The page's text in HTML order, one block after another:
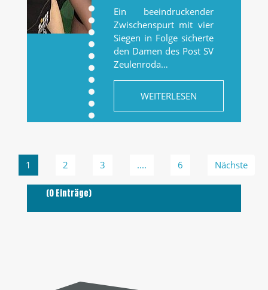
Ein beeindruckender
Zwischenspurt mit vier
Siegen in Folge sicherte
den Damen des Post SV
Zeulenroda…
WEITERLESEN
1 2 3 .... 6 Nächste
(0 Einträge)